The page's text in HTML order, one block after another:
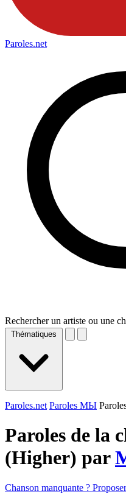
Paroles.net
Rechercher un artiste ou une
Thématiques
Paroles.net Paroles МЫ
Paroles de la
(Higher) par
Chanson manquante ?